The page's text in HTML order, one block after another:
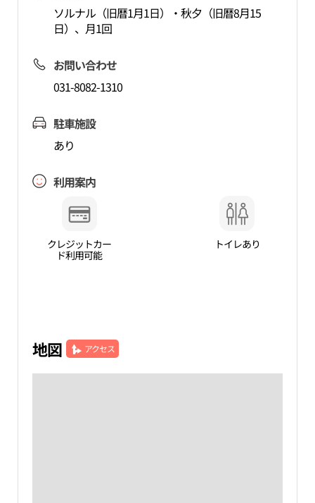
ソルナル（旧暦1月1日）・秋夕（旧暦8月15
日）、月1回
お問い合わせ
031-8082-1310
駐車施設
あり
利用案内
クレジットカー
ド利用可能
トイレあり
地図 アクセス